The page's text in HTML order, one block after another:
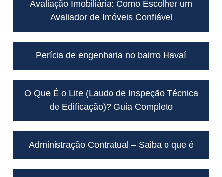
Avaliação Imobiliária: Como Escolher um
Avaliador de Imóveis Confiável
Perícia de engenharia no bairro Havaí
O Que É o Lite (Laudo de Inspeção Técnica
de Edificação)? Guia Completo
Administração Contratual – Saiba o que é